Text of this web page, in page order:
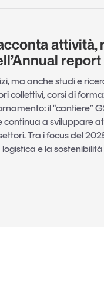
attività,
ma anche studi e
collettivi, corsi di
il “cantiere”
continua a sviluppare
Tra i focus del
e la sostenibilità